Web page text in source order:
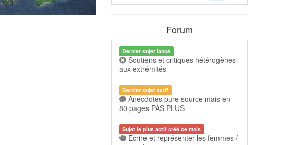
Forum
Dernier sujet lancé
Soutiens et critiques hétérogènes
aux extrémités
Dernier sujet actif
Anecdotes pure source mais en
80 pages PAS PLUS
Sujet le plus actif créé ce mois
Ecrire et représenter les femmes /